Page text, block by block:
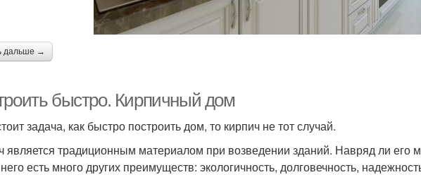
дальше →
быстро. Кирпичный дом
задача, как быстро построить дом, то кирпич не тот случай.
является традиционным материалом при возведении зданий. Навряд ли
есть много других преимуществ: экологичность, долговечность,